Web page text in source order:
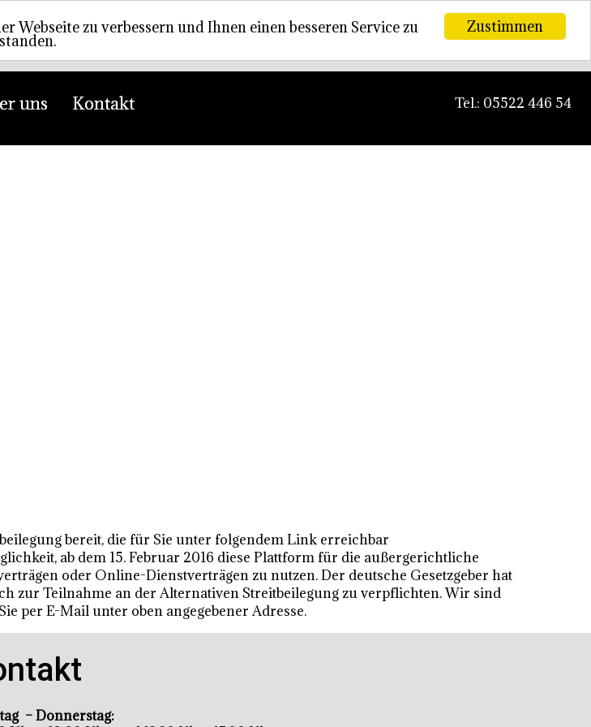
Zustimmen
zu verbessern und Ihnen einen besseren Service zu
uns Kontakt Tel.: 05522 446 54
bereit, die für Sie unter folgendem Link erreichbar
ab dem 15. Februar 2016 diese Plattform für die außergerichtliche
oder Online-Dienstverträgen zu nutzen. Der deutsche Gesetzgeber hat
zur Teilnahme an der Alternativen Streitbeilegung zu verpflichten. Wir sind
per E-Mail unter oben angegebener Adresse.
– Donnerstag: